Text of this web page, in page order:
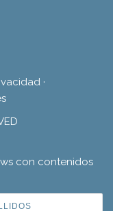
·
con contenidos